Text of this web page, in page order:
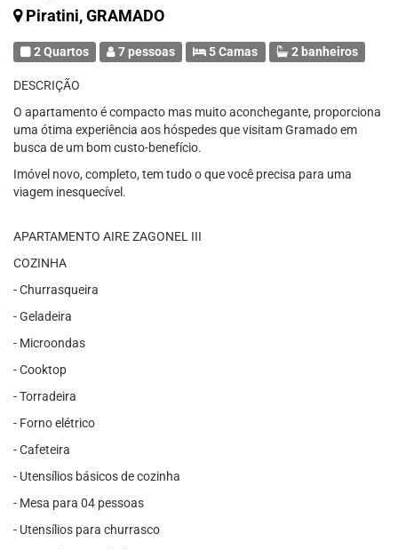
Piratini, GRAMADO
2 Quartos 7 pessoas 5 Camas 2 banheiros
DESCRIÇÃO
O apartamento é compacto mas muito aconchegante, proporciona
uma ótima experiência aos hóspedes que visitam Gramado em
busca de um bom custo-benefício.
Imóvel novo, completo, tem tudo o que você precisa para uma
viagem inesquecível.
APARTAMENTO AIRE ZAGONEL III
COZINHA
- Churrasqueira
- Geladeira
- Microondas
- Cooktop
- Torradeira
- Forno elétrico
- Cafeteira
- Utensílios básicos de cozinha
- Mesa para 04 pessoas
- Utensílios para churrasco